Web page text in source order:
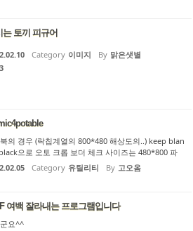
는 토끼 피규어
Category 이미지 By 맑은샛별
의 경우 (락칩계열의 800*480 해상도의..) keep blan
으로 오토 크롭 보더 체크 사이즈는 480*800 파
로 하니 어느 정도 볼만합니다.
Category 유틸리티 By 고오옴
여백 잘라내는 프로그램입니다
요^^